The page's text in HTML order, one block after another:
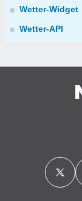
Wetter-Widget
Wetter-API